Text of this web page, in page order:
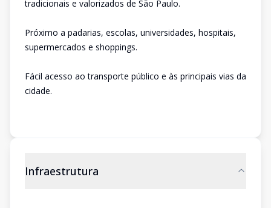
tradicionais e valorizados de São Paulo.
Próximo a padarias, escolas, universidades, hospitais,
supermercados e shoppings.
Fácil acesso ao transporte público e às principais vias da
cidade.
Infraestrutura